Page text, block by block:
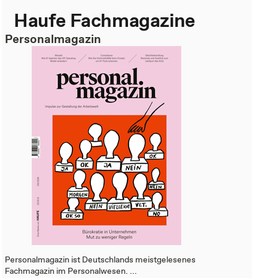
Haufe Fachmagazine
Personalmagazin
Personalmagazin ist Deutschlands meistgelesenes
Fachmagazin im Personalwesen. ...